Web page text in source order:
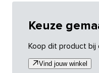
Keuze
Koop dit product bij
Vind jouw winkel